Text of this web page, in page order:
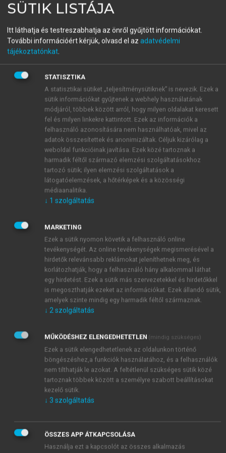
(SZERK.)
Tudásmegosztás,
információkezelés,
alkalmazhatóság I.
Nyelvhasználat
OLVASÁS
Függelék. A talált mozaikszók
és/vagy a velük alkotott
lexémák listája
esetben nem a magyar helyesírási szabályoknak
megfelelő formában szerepeltek. A4. táblázat
javított alakokat tartalmazza. A teljes alakok esetében
az idegen eredetű írásmódot csak abban az esetben
cseréltem magyarra, ha a mozaikszó elemei így is
azonosíthatók voltak (pl.AB < antibiotikum).
SÜTIK LISTÁJA
Itt láthatja és testreszabhatja az önről gyűjtött információkat.
További információért kérjük, olvasd el az adatvédelmi
tájékoztatónkat
STATISZTIKA
A statisztikai sütiket „teljesítménysütiknek” is nevezik. Ezek a
sütik információkat gyűjtenek a webhely használatának
módjáról, többek között arról, hogy milyen oldalakat keresett
fel és milyen linkekre kattintott. Ezek az információk a
felhasználó azonosítására nem használhatóak, mivel az
adatok összesítettek és anonimizáltak. Céljuk kizárólag a
weboldal funkcióinak javítása. Ezek közé tartoznak a
harmadik féltől származó elemzési szolgáltatásokhoz
tartozó sütik; ilyen elemzési szolgáltatások a
látogatóelemzések, a hőtérképek és a közösségi
médiaanalitika.
↓ 1 szolgáltatás
MARKETING
Ezek a sütik nyomon követik a felhasználó online
tevékenységét. Az online tevékenységek megismerésével a
hirdetők relevánsabb reklámokat jeleníthetnek meg, és
korlátozhatják, hogy a felhasználó hány alkalommal láthat
egy hirdetést. Ezek a sütik más szervezetekkel és hirdetőkkel
is megoszthatják ezeket az információkat. Ezek állandó sütik,
amelyek szinte mindig egy harmadik féltől származnak.
↓ 2 szolgáltatás
MŰKÖDÉSHEZ ELENGEDHETETLEN (mindig szükséges)
Ezek a sütik elengedhetetlenek az oldalunkon történő
böngészéshez,a funkciók használatához, és a felhasználók
nem tilthatják le azokat. A feltétlenül szükséges sütik közé
tartoznak többek között a személyre szabott beállításokat
kezelő sütik.
↓ 3 szolgáltatás
ÖSSZES APP ÁTKAPCSOLÁSA
Használja ezt a kapcsolót az összes alkalmazás